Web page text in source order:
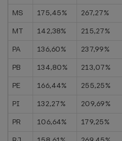
MS
175,45% 267,27%
MT
142,38% 215,27%
PA
136,60% 237,99%
PB
134,80% 213,07%
PE
166,44% 255,25%
PI
132,27% 209,69%
PR
106,64% 179,25%